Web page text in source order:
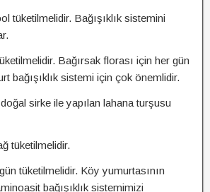
tüketilmelidir. Bağışıklık sistemini
Bağırsak florası için her gün
bağışıklık sistemi için çok önemlidir.
sirke ile yapılan lahana turşusu
tüketilmelidir.
tüketilmelidir. Köy yumurtasının
bağışıklık sistemimizi